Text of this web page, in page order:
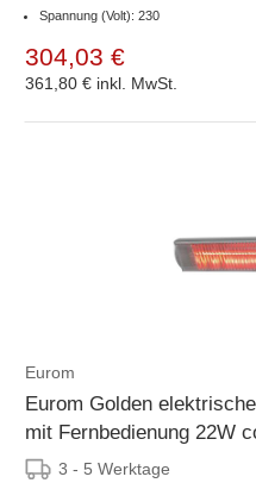
Spannung (Volt): 230
304,03 €
361,80 € inkl. MwSt.
Eurom
Eurom Golden
mit Fernbedienung 22W
3 - 5 Werktage